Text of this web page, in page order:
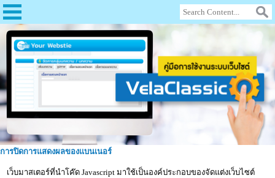
การปิดการแสดงผลของแบนเนอร์
เว็บมาสเตอร์ที่นำโค๊ด Javascript มาใช้เป็นองค์ประกอบของจัดแต่งเว็บไซต์